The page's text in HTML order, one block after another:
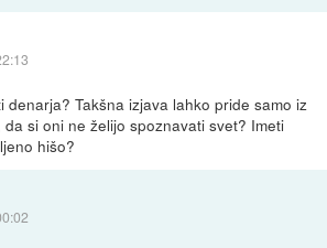
denarja? Takšna izjava lahko pride samo iz
si oni ne želijo spoznavati svet? Imeti
hišo?